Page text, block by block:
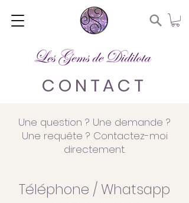
CONTACT
Une question ? Une demande ?
Une requête ? Contactez-moi
directement.
Téléphone / Whatsapp